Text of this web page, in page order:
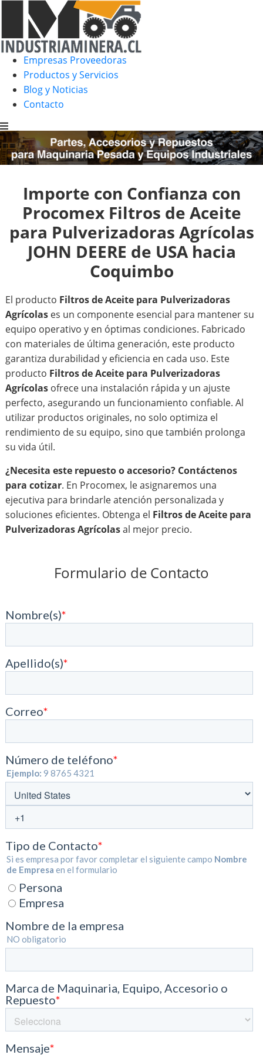
Empresas Proveedoras
Productos y Servicios
Blog y Noticias
Contacto
Importe con Confianza con
Procomex Filtros de Aceite
para Pulverizadoras Agrícolas
JOHN DEERE de USA hacia
Coquimbo
El producto Filtros de Aceite para Pulverizadoras
Agrícolases un componente esencial para mantener su
equipo operativo y en óptimas condiciones. Fabricado
con materiales de última generación, este producto
garantiza durabilidad y eficiencia en cada uso. Este
producto Filtros de Aceite para Pulverizadoras
Agrícolasofrece una instalación rápida y un ajuste
perfecto, asegurando un funcionamiento confiable. Al
utilizar productos originales, no solo optimiza el
rendimiento de su equipo, sino que también prolonga
su vida útil.
¿Necesita este repuesto o accesorio? Contáctenos
para cotizar. En Procomex, le asignaremos una
ejecutiva para brindarle atención personalizada y
soluciones eficientes. Obtenga el Filtros de Aceite para
Pulverizadoras Agrícolasal mejor precio.
Formulario de Contacto